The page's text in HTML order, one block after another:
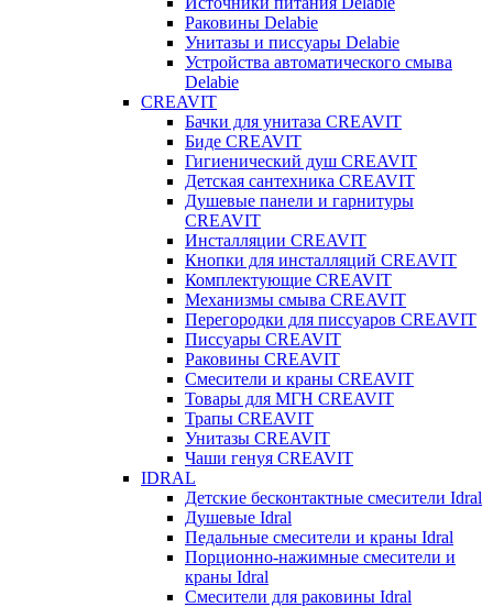
Раковины Delabie
Унитазы и писсуары Delabie
Устройства автоматического смыва
Delabie
CREAVIT
Бачки для унитаза CREAVIT
Биде CREAVIT
Гигиенический душ CREAVIT
Детская сантехника CREAVIT
Душевые панели и гарнитуры
CREAVIT
Инсталляции CREAVIT
Кнопки для инсталляций CREAVIT
Комплектующие CREAVIT
Механизмы смыва CREAVIT
Перегородки для писсуаров CREAVIT
Писсуары CREAVIT
Раковины CREAVIT
Смесители и краны CREAVIT
Товары для МГН CREAVIT
Трапы CREAVIT
Унитазы CREAVIT
Чаши генуя CREAVIT
IDRAL
Детские бесконтактные смесители Idral
Душевые Idral
Педальные смесители и краны Idral
Порционно-нажимные смесители и
краны Idral
Смеcители для раковины Idral